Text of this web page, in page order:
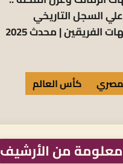
السجل التاريخي
الفريقين | محدث 2025
كأس العالم
من الأرشيف